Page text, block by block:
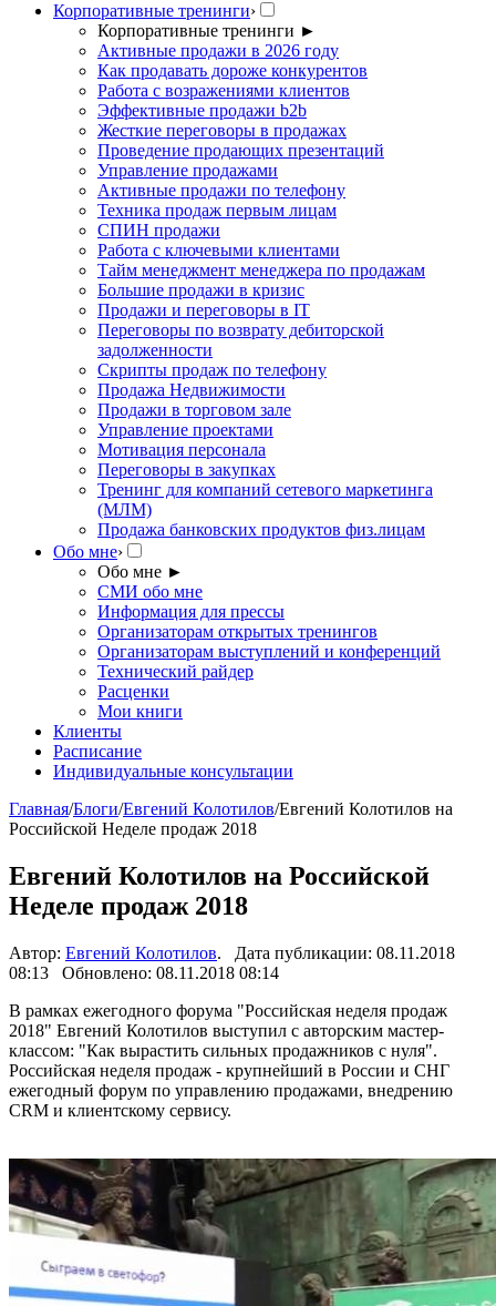
Корпоративные тренинги›
Корпоративные тренинги ►
Активные продажи в 2026 году
Как продавать дороже конкурентов
Работа с возражениями клиентов
Эффективные продажи b2b
Жесткие переговоры в продажах
Проведение продающих презентаций
Управление продажами
Активные продажи по телефону
Техника продаж первым лицам
СПИН продажи
Работа с ключевыми клиентами
Тайм менеджмент менеджера по продажам
Большие продажи в кризис
Продажи и переговоры в IT
Переговоры по возврату дебиторской
задолженности
Скрипты продаж по телефону
Продажа Недвижимости
Продажи в торговом зале
Управление проектами
Мотивация персонала
Переговоры в закупках
Тренинг для компаний сетевого маркетинга
(МЛМ)
Продажа банковских продуктов физ.лицам
Обо мне›
Обо мне ►
СМИ обо мне
Информация для прессы
Организаторам открытых тренингов
Организаторам выступлений и конференций
Технический райдер
Расценки
Мои книги
Клиенты
Расписание
Индивидуальные консультации
Главная/Блоги/Евгений Колотилов/Евгений Колотилов на
Российской Неделе продаж 2018
Евгений Колотилов на Российской
Неделе продаж 2018
Автор: Евгений Колотилов. Дата публикации: 08.11.2018
08:13 Обновлено: 08.11.2018 08:14
В рамках ежегодного форума "Российская неделя продаж
2018" Евгений Колотилов выступил с авторским мастер-
классом: "Как вырастить сильных продажников с нуля".
Российская неделя продаж - крупнейший в России и СНГ
ежегодный форум по управлению продажами, внедрению
CRM и клиентскому сервису.